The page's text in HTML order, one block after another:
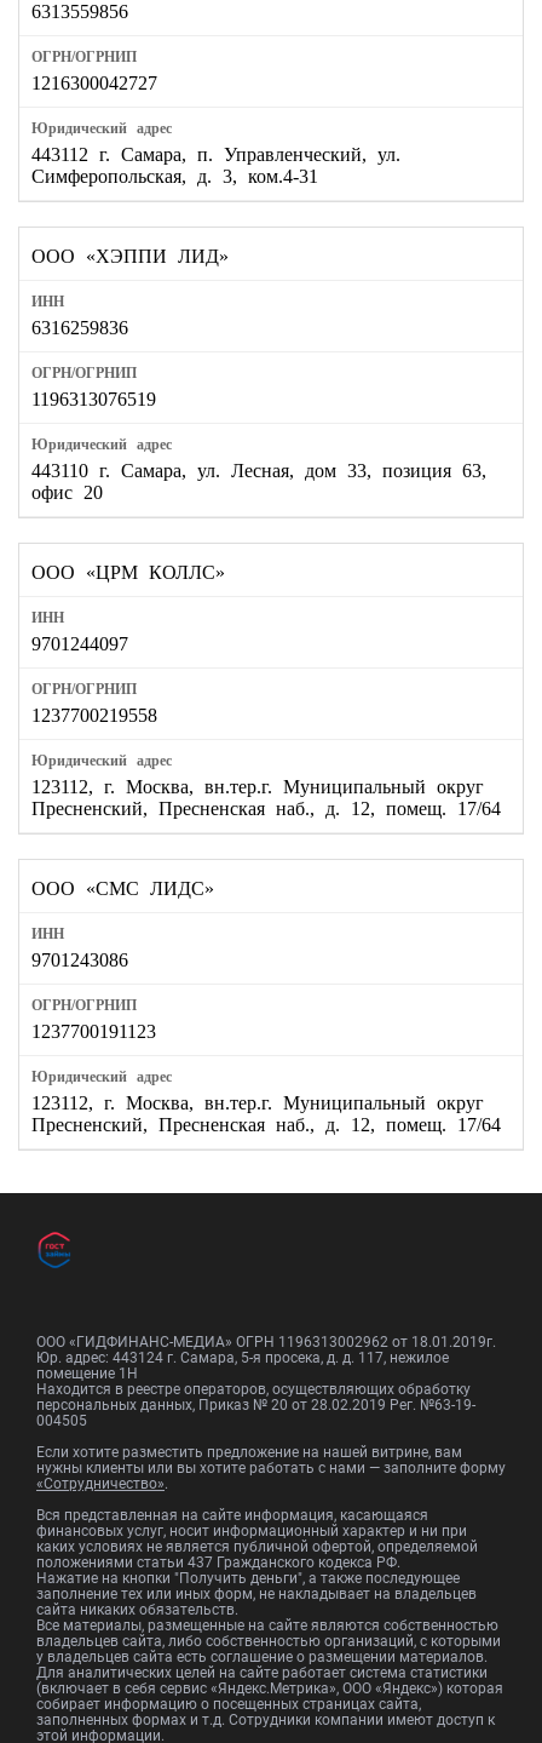
6313559856
1216300042727
443112 г. Самара, п. Управленческий, ул.
Симферопольская, д. 3, ком.4-31
ООО «ХЭППИ ЛИД»
6316259836
1196313076519
443110 г. Самара, ул. Лесная, дом 33, позиция 63,
офис 20
ООО «ЦРМ КОЛЛС»
9701244097
1237700219558
123112, г. Москва, вн.тер.г. Муниципальный округ
Пресненский, Пресненская наб., д. 12, помещ. 17/64
ООО «СМС ЛИДС»
9701243086
1237700191123
123112, г. Москва, вн.тер.г. Муниципальный округ
Пресненский, Пресненская наб., д. 12, помещ. 17/64
ООО «ГИДФИНАНС-МЕДИА» ОГРН 1196313002962 от 18.01.2019г.
Юр. адрес: 443124 г. Самара, 5-я просека, д. д. 117, нежилое
помещение 1Н
Находится в реестре операторов, осуществляющих обработку
персональных данных, Приказ № 20 от 28.02.2019 Рег. №63-19-
004505
Если хотите разместить предложение на нашей витрине, вам
нужны клиенты или вы хотите работать с нами — заполните форму
«Сотрудничество».
Вся представленная на сайте информация, касающаяся
финансовых услуг, носит информационный характер и ни при
каких условиях не является публичной офертой, определяемой
положениями статьи 437 Гражданского кодекса РФ.
Нажатие на кнопки "Получить деньги", а также последующее
заполнение тех или иных форм, не накладывает на владельцев
сайта никаких обязательств.
Все материалы, размещенные на сайте являются собственностью
владельцев сайта, либо собственностью организаций, с которыми
у владельцев сайта есть соглашение о размещении материалов.
Для аналитических целей на сайте работает система статистики
(включает в себя сервис «Яндекс.Метрика», ООО «Яндекс») которая
собирает информацию о посещенных страницах сайта,
заполненных формах и т.д. Сотрудники компании имеют доступ к
этой информации.